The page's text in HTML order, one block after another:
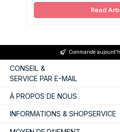
écoute responsable, loin
Read
Commandé
CONSEIL &
SERVICE PAR E-MAIL
À PROPOS DE NOUS
INFORMATIONS & SHOPSERVICE